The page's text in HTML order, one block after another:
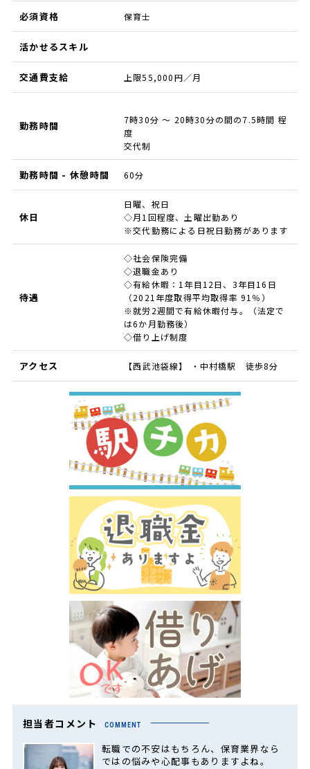
必須資格 保育士
活かせるスキル
交通費支給 上限55,000円／月
勤務時間
7時30分 ～ 20時30分の間の7.5時間 程
度
交代制
勤務時間 - 休憩時間 60分
休日
日曜、祝日
◇月1回程度、土曜出勤あり
※交代勤務による日祝日勤務があります
待遇
◇社会保険完備
◇退職金あり
◇有給休暇：1年目12日、3年目16日
（2021年度取得平均取得率 91％）
※就労2週間で有給休暇付与。（法定で
は6か月勤務後）
◇借り上げ制度
アクセス 【西武池袋線】 ・中村橋駅 徒歩8分
担当者コメント COMMENT
転職での不安はもちろん、保育業界なら
ではの悩みや心配事もありますよね。